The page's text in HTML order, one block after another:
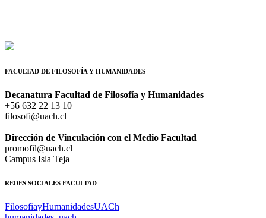
FACULTAD DE FILOSOFÍA Y HUMANIDADES
Decanatura Facultad de Filosofía y Humanidades
+56 632 22 13 10
filosofi@uach.cl
Dirección de Vinculación con el Medio Facultad
promofil@uach.cl
Campus Isla Teja
REDES SOCIALES FACULTAD
FilosofiayHumanidadesUACh